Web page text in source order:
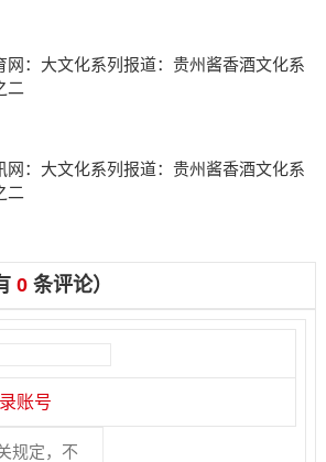
网：大文化系列报道：贵州酱香酒文化系
二
网：大文化系列报道：贵州酱香酒文化系
二
0条评论）
账号